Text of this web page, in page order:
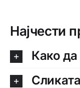
Здравје
Најчести
Како